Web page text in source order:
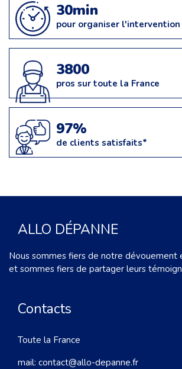
30min
pour organiser l'intervention
3800
pros sur toute la France
97%
de clients satisfaits*
ALLO DÉPANNE
Nous sommes fiers de notre dévouement
et sommes fiers de partager leurs
Contacts
Toute la France
mail: contact@allo-depanne.fr